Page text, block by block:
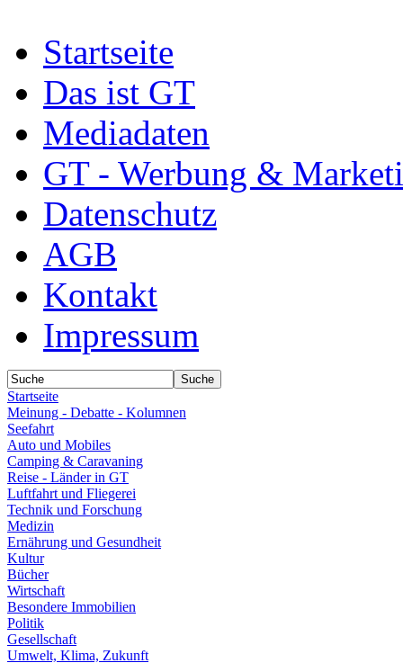
Startseite
Das ist GT
Mediadaten
GT - Werbung &
Datenschutz
AGB
Kontakt
Impressum
Startseite
Meinung - Debatte - Kolumnen
Seefahrt
Auto und Mobiles
Camping & Caravaning
Reise - Länder in GT
Luftfahrt und Fliegerei
Technik und Forschung
Medizin
Ernährung und Gesundheit
Kultur
Bücher
Wirtschaft
Besondere Immobilien
Politik
Gesellschaft
Umwelt, Klima, Zukunft